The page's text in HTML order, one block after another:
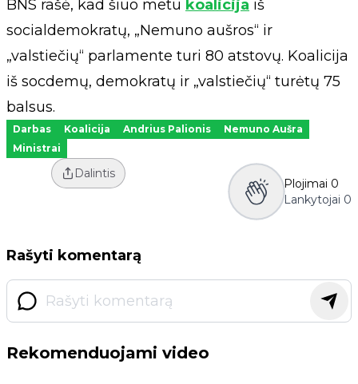
BNS rašė, kad šiuo metu koalicija iš
socialdemokratų, „Nemuno aušros“ ir
„valstiečių“ parlamente turi 80 atstovų. Koalicija
iš socdemų, demokratų ir „valstiečių“ turėtų 75
balsus.
Darbas Koalicija Andrius Palionis
Nemuno Aušra
Ministrai
Dalintis
Plojimai 0
Lankytojai 0
Rašyti komentarą
Rekomenduojami video